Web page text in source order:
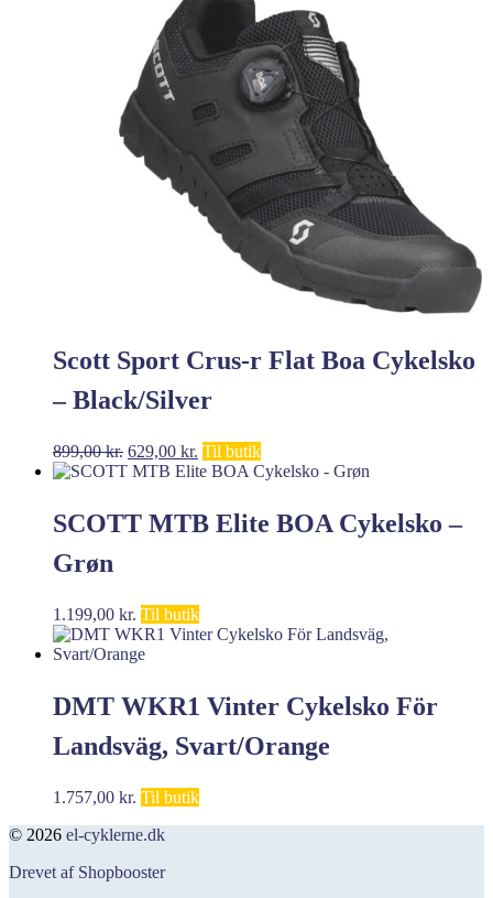
Scott Sport Crus-r Flat Boa Cykelsko
– Black/Silver
899,00kr. Den
oprindelige
899,00 kr..
629,00 kr. Den
aktuelle
629,00 kr..
Til butik
SCOTT MTB Elite BOA Cykelsko –
Grøn
1.199,00 kr. Til butik
DMT WKR1 Vinter Cykelsko För
Landsväg, Svart/Orange
1.757,00 kr. Til butik
© 2026 el-cyklerne.dk
Drevet af Shopbooster